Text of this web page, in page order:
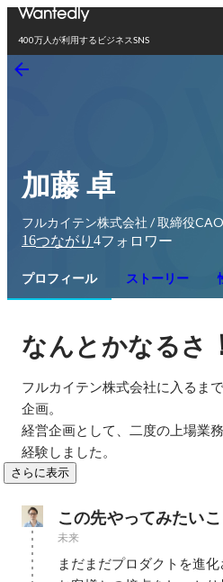
400万人が利用するビジネスSNS
加藤 卓
フルカイテン株式会社 / 取締役CAO
16つながり 4フォロワー
プロフィール ストーリー
なんとかなるさ
フルカイテン株式会社に入るま
企画。
経営企画として、二度の上場業
経験しました。
さらに表示
この先やってみたいこ
未来
まだまだプロダクトを進化